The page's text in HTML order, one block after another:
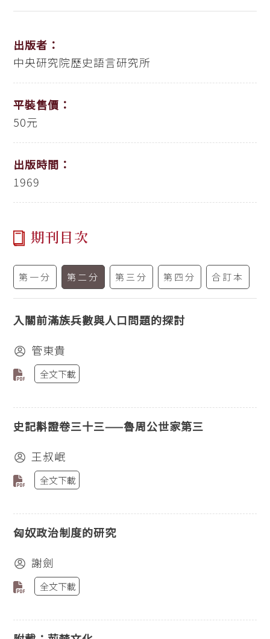
出版者：
中央研究院歷史語言研究所
平裝售價：
50元
出版時間：
1969
期刊目次
第一分 第二分 第三分 第四分 合訂本
入關前滿族兵數與人口問題的探討
管東貴
全文下載
史記斠證卷三十三——魯周公世家第三
王叔岷
全文下載
匈奴政治制度的研究
謝劍
全文下載